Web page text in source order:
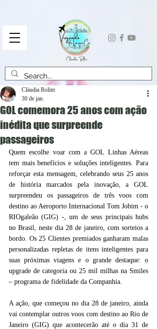
GOL comemora 25 anos com ação
inédita que surpreende
passageiros
Cláudia Rolim
30 de jan.
Quem escolhe voar com a GOL Linhas Aéreas
tem mais benefícios e soluções inteligentes. Para
reforçar esta mensagem, celebrando seus 25 anos
de história marcados pela inovação, a GOL
surpreendeu os passageiros de três voos com
destino ao Aeroporto Internacional Tom Jobim - o
RIOgaleão (GIG) -, um de seus principais hubs
no Brasil, neste dia 28 de janeiro, com sorteios a
bordo. Os 25 Clientes premiados ganharam malas
personalizadas repletas de itens inteligentes para
suas próximas viagens e o grande destaque: o
upgrade de categoria ou 25 mil milhas na Smiles
– programa de fidelidade da Companhia.
A ação, que começou no dia 28 de janeiro, ainda
vai contemplar outros voos com destino ao Rio de
Janeiro (GIG) que acontecerão até o dia 31 de